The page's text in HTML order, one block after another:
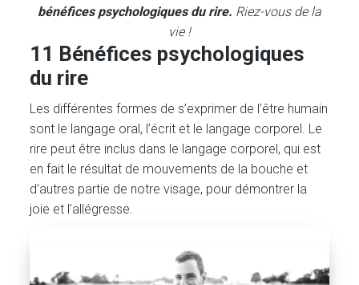
bénéfices psychologiques du rire. Riez-vous de la
vie !
11 Bénéfices psychologiques
du rire
Les différentes formes de s’exprimer de l’être humain
sont le langage oral, l’écrit et le langage corporel. Le
rire peut être inclus dans le langage corporel, qui est
en fait le résultat de mouvements de la bouche et
d’autres partie de notre visage, pour démontrer la
joie et l’allégresse.